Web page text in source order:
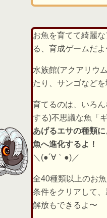
お魚を育てて綺麗
る、育成ゲームだよ
水族館(アクアリウ
たり、サンゴなど
育てるのは、いろ
する)不思議な魚「
あげるエサの種類
魚へ進化するよ！
＼(●´∀｀●)／
全40種類以上のお
条件をクリアして
解放もできるよ〜